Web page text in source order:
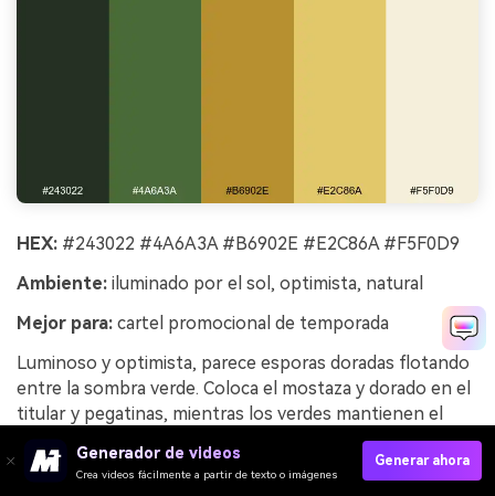
HEX: #243022 #4A6A3A #B6902E #E2C86A #F5F0D9
Ambiente: iluminado por el sol, optimista, natural
Mejor para: cartel promocional de temporada
Luminoso y optimista, parece esporas doradas flotando
entre la sombra verde. Coloca el mostaza y dorado en el
titular y pegatinas, mientras los verdes mantienen el
cartel con aire orgánico. Combina con geometría limpia y
base crema para evitar una sobrecarga retro. Consejo:
Generador de videos
Crea videos fácilmente a partir de texto o imágenes
Generar ahora